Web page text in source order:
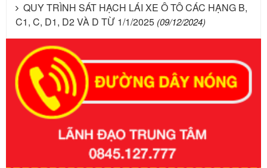
QUY TRÌNH SÁT HẠCH LÁI XE Ô TÔ CÁC HẠNG B,
C1, C, D1, D2 VÀ D TỪ 1/1/2025 (09/12/2024)